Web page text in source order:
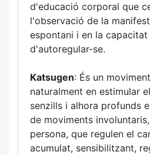
d'educació corporal que
l'observació de la
espontani i en la
d'autoregular-se.
Katsugen: És un
naturalment en estimular
senzills i alhora profunds
de moviments
persona, que regulen el
acumulat, sensibilitzant,